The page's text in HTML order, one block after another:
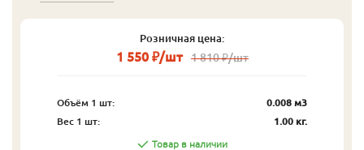
Розничная цена:
1 550 ₽/шт 1 810 ₽/шт
Объём 1 шт:
0.008 м3
Вес 1 шт:
1.00 кг.
Товар в наличии